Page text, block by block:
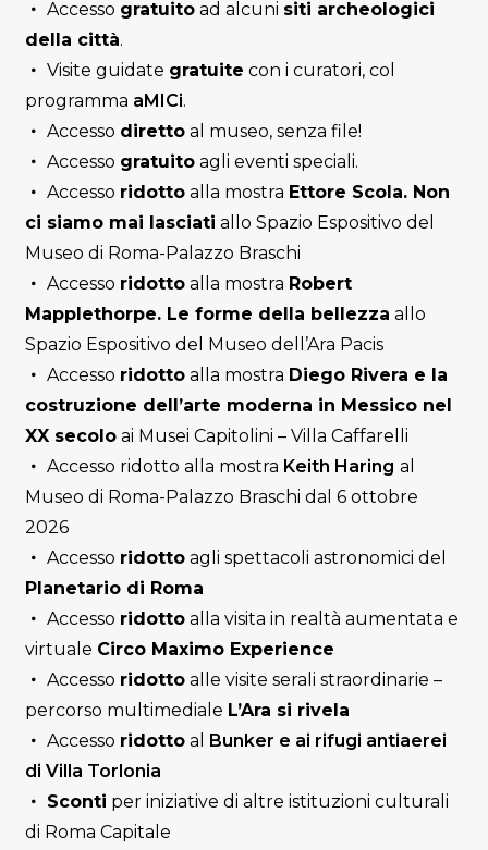
Accesso gratuitoad alcuni siti archeologici
della città.
Visite guidate gratuite con i curatori, col
programma aMICi.
Accesso direttoal museo, senza file!
Accesso gratuitoagli eventi speciali.
Accesso ridottoalla mostra Ettore Scola. Non
ci siamo mai lasciati allo Spazio Espositivo del
Museo di Roma-Palazzo Braschi
Accesso ridottoalla mostra Robert
Mapplethorpe. Le forme della bellezza allo
Spazio Espositivo del Museo dell’Ara Pacis
Accesso ridottoalla mostra Diego Rivera e la
costruzione dell’arte moderna in Messico nel
XX secoloai Musei Capitolini – Villa Caffarelli
Accesso ridotto alla mostra Keith Haring al
Museo di Roma-Palazzo Braschi dal 6 ottobre
2026
Accesso ridottoagli spettacoli astronomici del
Planetario di Roma
Accesso ridottoalla visita in realtà aumentata e
virtuale Circo Maximo Experience
Accesso ridottoalle visite serali straordinarie –
percorso multimediale L’Ara si rivela
Accesso ridottoal Bunker e ai rifugi antiaerei
di Villa Torlonia
Sconti per iniziative di altre istituzioni culturali
di Roma Capitale